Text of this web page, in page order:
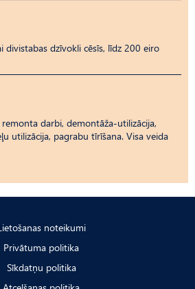
divistabas dzīvokli cēsīs, līdz 200 eiro
darbi, demontāža-utilizācija,
utilizācija, pagrabu tīrīšana. Visa veida
noteikumi
Privātuma politika
Sīkdatņu politika